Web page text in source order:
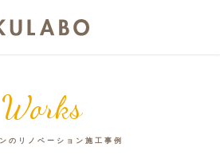
Works
のリノベーション施工事例